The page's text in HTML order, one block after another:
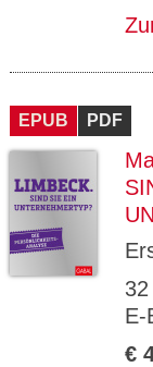
EPUB PDF
E-
€